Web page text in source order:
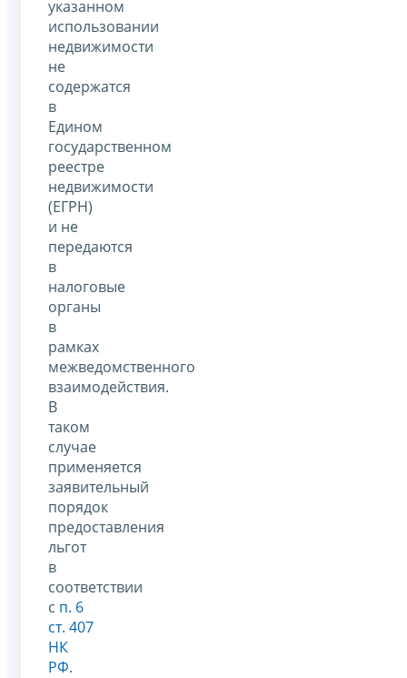
указанном
использовании
недвижимости
не
содержатся
в
Едином
государственном
реестре
недвижимости
(ЕГРН)
и не
передаются
в
налоговые
органы
в
рамках
межведомственного
взаимодействия.
В
таком
случае
применяется
заявительный
порядок
предоставления
льгот
в
соответствии
с п. 6
ст. 407
НК
РФ.